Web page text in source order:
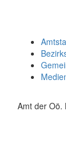
Amt der Oö.